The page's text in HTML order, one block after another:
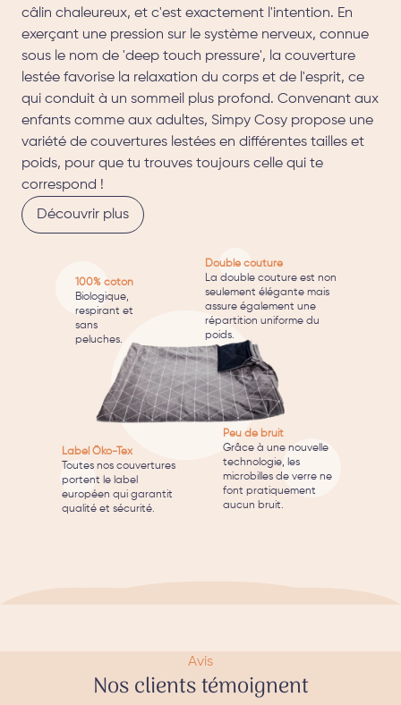
câlin chaleureux, et c'est exactement l'intention. En
exerçant une pression sur le système nerveux, connue
sous le nom de 'deep touch pressure', la couverture
lestée favorise la relaxation du corps et de l'esprit, ce
qui conduit à un sommeil plus profond. Convenant aux
enfants comme aux adultes, Simpy Cosy propose une
variété de couvertures lestées en différentes tailles et
poids, pour que tu trouves toujours celle qui te
correspond !
Découvrir plus
100% coton
Biologique,
respirant et
sans
peluches.
Double couture
La double couture est non
seulement élégante mais
assure également une
répartition uniforme du
poids.
Label Öko-Tex
Toutes nos couvertures
portent le label
européen qui garantit
qualité et sécurité.
Peu de bruit
Grâce à une nouvelle
technologie, les
microbilles de verre ne
font pratiquement
aucun bruit.
Avis
Nos clients témoignent